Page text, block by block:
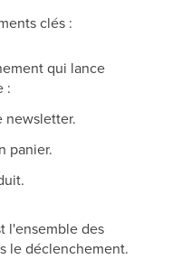
clés :
qui lance
:
newsletter.
panier.
l'ensemble des
le déclenchement.